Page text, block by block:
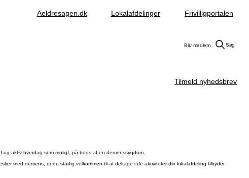
Aeldresagen.dk Lokalafdelinger Frivilligportalen
Bliv medlem Søg
Tilmeld nyhedsbrev
aktiv hverdag som muligt, på trods af en demenssygdom.
med demens, er du stadig velkommen til at deltage i de aktiviteter din lokalafdeling tilbyder.